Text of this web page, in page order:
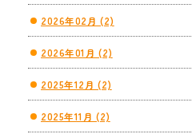
2026年02月 (2)
2026年01月 (2)
2025年12月 (2)
2025年11月 (2)